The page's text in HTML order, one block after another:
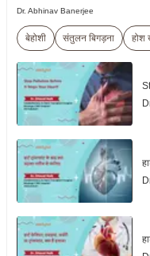
Dr. Abhinav Banerjee
बेहोशी संतुलन बिगड़ना होश